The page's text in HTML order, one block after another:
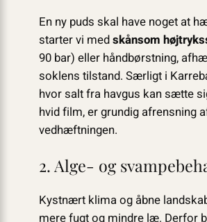
En ny puds skal have noget at
starter vi medskånsom
90 bar) eller håndbørstning,
soklens tilstand. Særligt i
hvor salt fra havgus kan sætte
hvid film, er grundig afrensning
vedhæftningen.
2. Alge- og
Kystnært klima og åbne
mere fugt og mindre læ. Derfor